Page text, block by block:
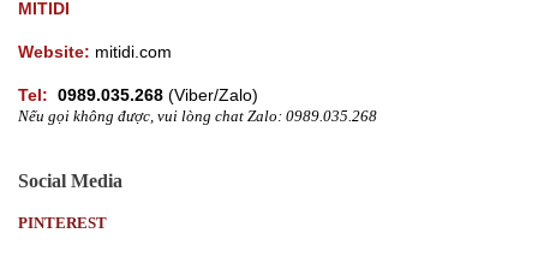
MITIDI
Website: mitidi.com
Tel: 0989.035.268 (Viber/Zalo)
Nếu gọi không được, vui lòng chat Zalo: 0989.035.268
Social Media
PINTEREST